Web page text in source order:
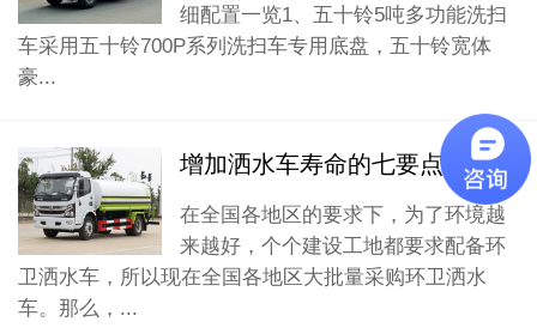
细配置一览1、五十铃5吨多功能洗扫
车采用五十铃700P系列洗扫车专用底盘，五十铃宽体
豪...
增加洒水车寿命的七要点
在全国各地区的要求下，为了环境越
来越好，个个建设工地都要求配备环
卫洒水车，所以现在全国各地区大批量采购环卫洒水
车。那么，...